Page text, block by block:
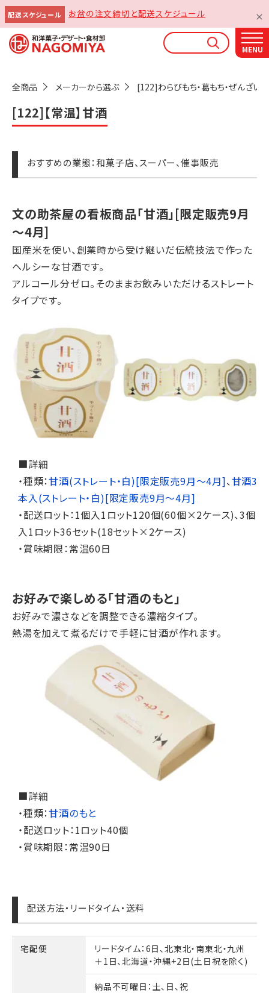
配送スケジュール お盆の注文締切と配送スケジュール
全商品 メーカーから選ぶ [122]わらびもち・葛もち・ぜんざい・
[122]【常温】甘酒
おすすめの業態：和菓子店、スーパー、催事販売
文の助茶屋の看板商品「甘酒」[限定販売9月
～4月]
国産米を使い、創業時から受け継いだ伝統技法で作った
ヘルシーな甘酒です。
アルコール分ゼロ。そのままお飲みいただけるストレート
タイプです。
■詳細
・種類：甘酒(ストレート・白)[限定販売9月～4月]、甘酒3
本入(ストレート・白)[限定販売9月～4月]
・配送ロット：1個入1ロット120個(60個×2ケース)、3個
入1ロット36セット(18セット×2ケース)
・賞味期限：常温60日
お好みで楽しめる「甘酒のもと」
お好みで濃さなどを調整できる濃縮タイプ。
熱湯を加えて煮るだけで手軽に甘酒が作れます。
■詳細
・種類：甘酒のもと
・配送ロット：1ロット40個
・賞味期限：常温90日
配送方法・リードタイム・送料
宅配便 リードタイム：6日、北東北・南東北・九州
＋1日、北海道・沖縄+2日(土日祝を除く)
納品不可曜日 ：土、日、祝
なごみやAIガイド
AIがなごみやの使い方をお答えします